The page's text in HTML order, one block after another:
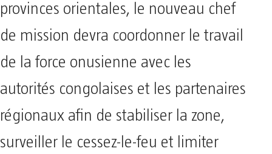
provinces orientales, le nouveau chef
de mission devra coordonner le travail
de la force onusienne avec les
autorités congolaises et les partenaires
régionaux afin de stabiliser la zone,
surveiller le cessez-le-feu et limiter